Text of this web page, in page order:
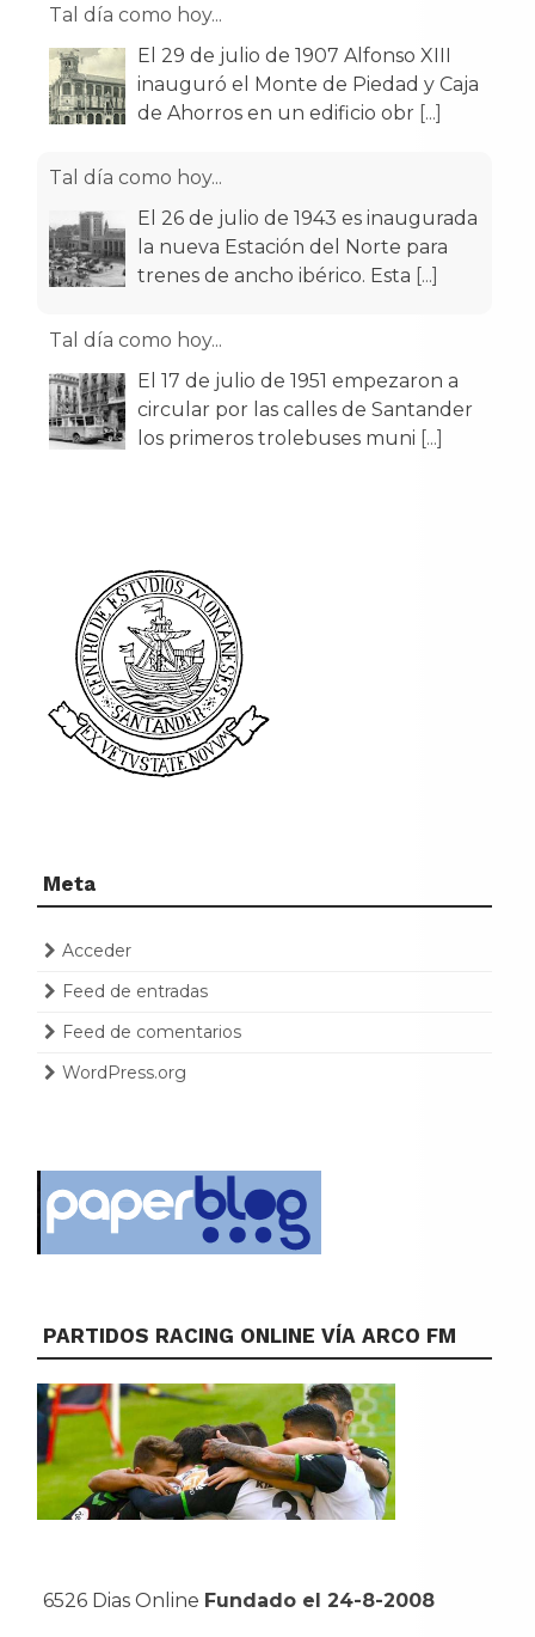
Tal día como hoy...
El 29 de julio de 1907 Alfonso XIII
inauguró el Monte de Piedad y Caja
de Ahorros en un edificio obr [...]
Tal día como hoy...
El 26 de julio de 1943 es inaugurada
la nueva Estación del Norte para
trenes de ancho ibérico. Esta [...]
Tal día como hoy...
El 17 de julio de 1951 empezaron a
circular por las calles de Santander
los primeros trolebuses muni [...]
Meta
Acceder
Feed de entradas
Feed de comentarios
WordPress.org
PARTIDOS RACING ONLINE VÍA ARCO FM
6526 Dias Online Fundado el 24-8-2008